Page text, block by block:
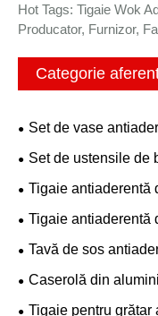
Hot Tags: Tigaie Wok
Producator, Furnizor,
Categorie
Set de vase
Set de ustensile de
Tigaie antiaderentă
Tigaie antiaderentă
Tavă de sos
Caserolă din
Tigaie pentru grătar